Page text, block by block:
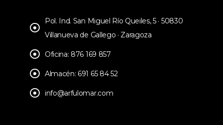
Pol. Ind. San Miguel Río Queiles, 5 · 50830
Villanueva de Gallego · Zaragoza
Oficina: 876 169 857
Almacén: 691 65 84 52
info@arfulomar.com